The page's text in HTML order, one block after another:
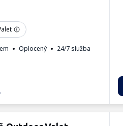
Oplocený
24/7 služba